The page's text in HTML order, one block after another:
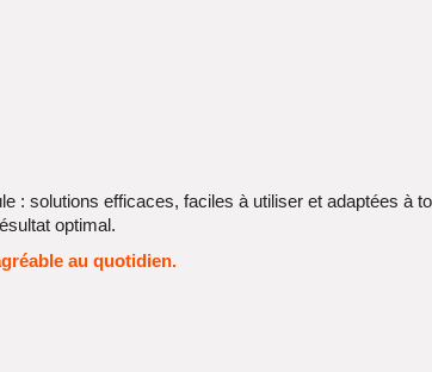
: solutions efficaces, faciles à utiliser et adaptées à
optimal.
au quotidien.